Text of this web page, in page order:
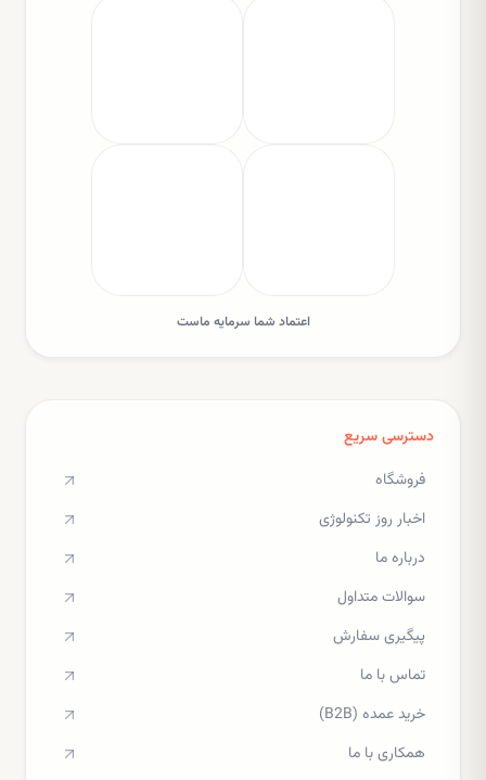
اعتماد شما سرمایه ماست
دسترسی سریع
فروشگاه
اخبار روز تکنولوژی
درباره ما
سوالات متداول
پیگیری سفارش
تماس با ما
خرید عمده (B2B)
همکاری با ما